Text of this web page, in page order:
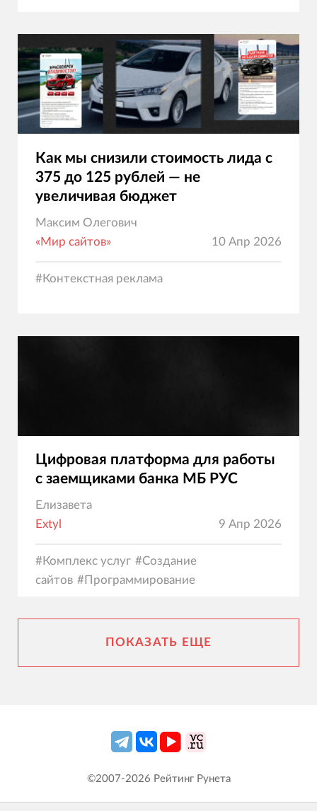
Как мы снизили стоимость лида с
375 до 125 рублей — не
увеличивая бюджет
Максим Олегович
«Мир сайтов»
10 Апр 2026
#Контекстная реклама
Цифровая платформа для работы
с заемщиками банка МБ РУС
Елизавета
Extyl
9 Апр 2026
#Комплекс услуг #Создание
сайтов #Программирование
ПОКАЗАТЬ ЕЩЕ
©2007-2026 Рейтинг Рунета